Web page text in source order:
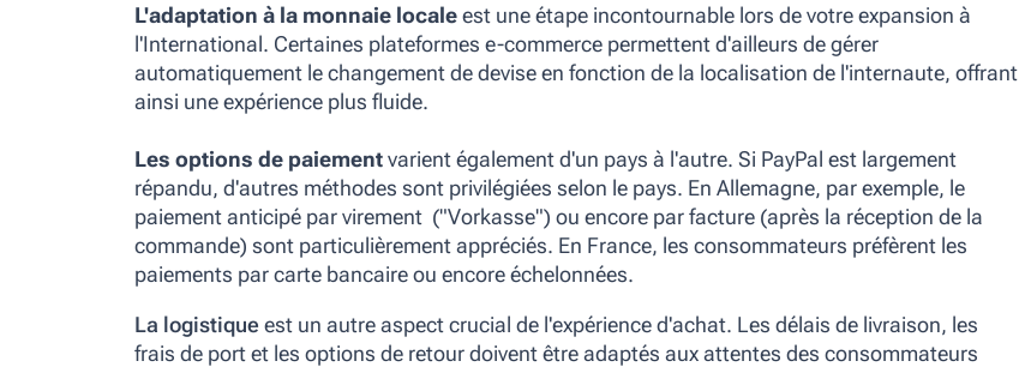
L'adaptation à la monnaie localeest une étape incontournable lors de votre expansion à
l'International. Certaines plateformes e-commerce permettent d'ailleurs de gérer
automatiquement le changement de devise en fonction de la localisation de l'internaute, offrant
ainsi une expérience plus fluide.
Les options de paiementvarient également d'un pays à l'autre. Si PayPal est largement
répandu, d'autres méthodes sont privilégiées selon le pays. En Allemagne, par exemple, le
paiement anticipé par virement ("Vorkasse") ou encore par facture (après la réception de la
commande) sont particulièrement appréciés. En France, les consommateurs préfèrent les
paiements par carte bancaire ou encore échelonnées.
La logistique est un autre aspect crucial de l'expérience d'achat. Les délais de livraison, les
frais de port et les options de retour doivent être adaptés aux attentes des consommateurs